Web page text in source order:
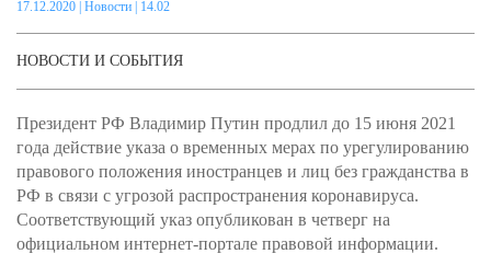
17.12.2020 Новости | 14.02
НОВОСТИ И СОБЫТИЯ
Президент РФ Владимир Путин продлил до 15 июня 2021
года действие указа о временных мерах по урегулированию
правового положения иностранцев и лиц без гражданства в
РФ в связи с угрозой распространения коронавируса.
Соответствующий указ опубликован в четверг на
официальном интернет-портале правовой информации.